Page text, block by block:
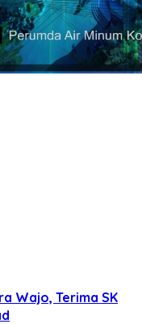
Wajo, Terima SK